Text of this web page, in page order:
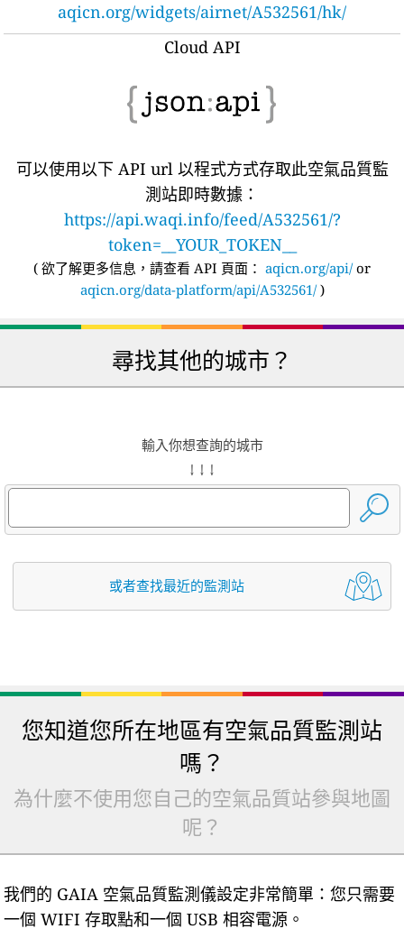
aqicn.org/widgets/airnet/A532561/hk/
Cloud API
可以使用以下 API url 以程式方式存取此空氣品質監
測站即時數據：
https://api.waqi.info/feed/A532561/?
token=__YOUR_TOKEN__
( 欲了解更多信息，請查看 API 頁面： aqicn.org/api/or
aqicn.org/data-platform/api/A532561/)
尋找其他的城市？
輸入你想查詢的城市
↓ ↓ ↓
或者查找最近的監測站
您知道您所在地區有空氣品質監測站
嗎？
為什麼不使用您自己的空氣品質站參與地圖
呢？
我們的 GAIA 空氣品質監測儀設定非常簡單：您只需要
一個 WIFI 存取點和一個 USB 相容電源。